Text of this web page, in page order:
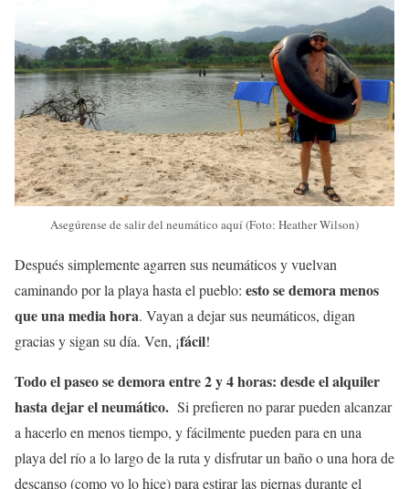
Asegúrense de salir del neumático aquí (Foto: Heather Wilson)
Después simplemente agarren sus neumáticos y vuelvan
caminando por la playa hasta el pueblo: esto se demora menos
que una media hora. Vayan a dejar sus neumáticos, digan
gracias y sigan su día. Ven, ¡fácil!
Todo el paseo se demora entre 2 y 4 horas: desde el alquiler
hasta dejar el neumático. Si prefieren no parar pueden alcanzar
a hacerlo en menos tiempo, y fácilmente pueden para en una
playa del río a lo largo de la ruta y disfrutar un baño o una hora de
descanso (como yo lo hice) para estirar las piernas durante el